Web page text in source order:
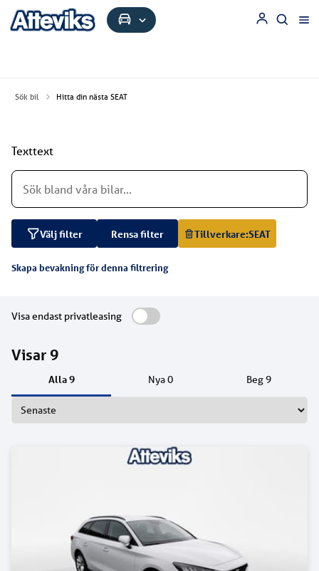
Sök bil Hitta din nästa SEAT
Texttext
Välj filter Rensa filter Tillverkare:SEAT
Skapa bevakning för denna filtrering
Visa endast privatleasing
Visar 9
Alla9 Nya0 Beg9